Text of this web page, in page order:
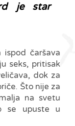
je star
čaršava
seks, pritisak
dok za
Što nije za
na svetu
se upuste u